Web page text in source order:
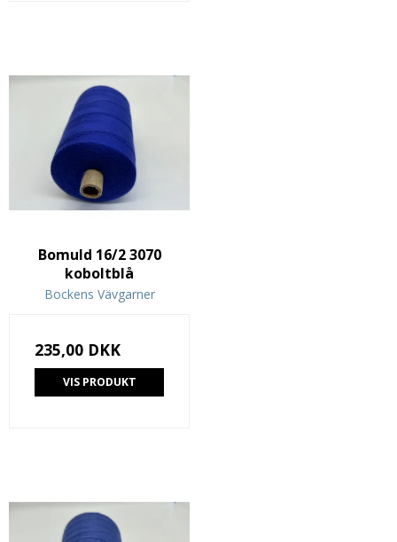
Bomuld 16/2 3070
koboltblå
Bockens Vävgarner
235,00 DKK
VIS PRODUKT